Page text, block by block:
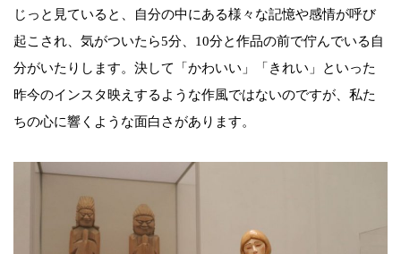
じっと見ていると、自分の中にある様々な記憶や感情が呼び
起こされ、気がついたら5分、10分と作品の前で佇んでいる自
分がいたりします。決して「かわいい」「きれい」といった
昨今のインスタ映えするような作風ではないのですが、私た
ちの心に響くような面白さがあります。